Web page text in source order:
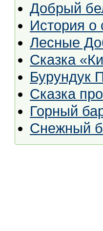
Добрый
История о
Лесные
Сказка
Бурундук
Сказка
Горный
Снежный